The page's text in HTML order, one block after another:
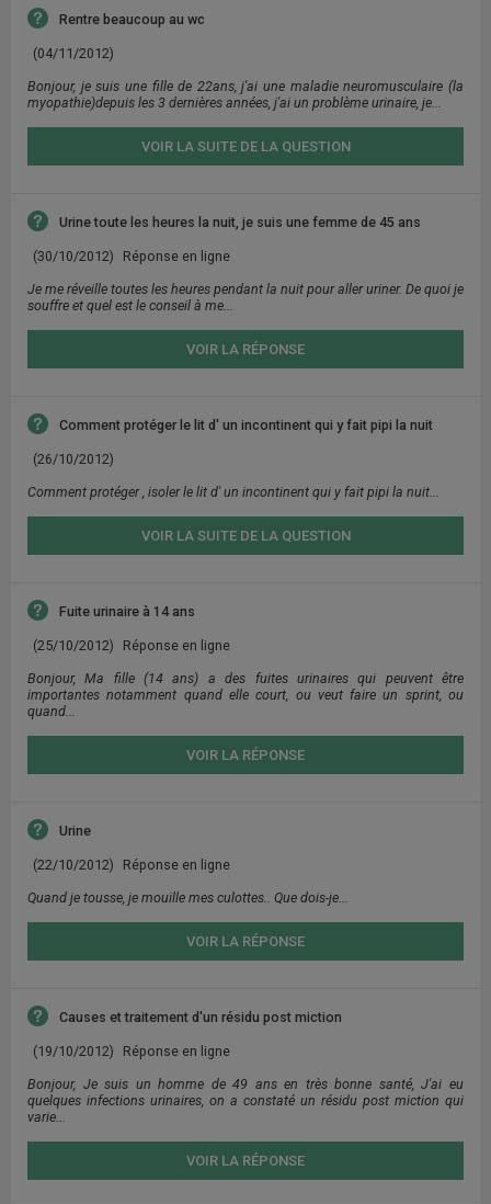
Rentre beaucoup au wc
(04/11/2012)
Bonjour, je suis une fille de 22ans, j'ai une maladie neuromusculaire (la
myopathie)depuis les 3 dernières années, j'ai un problème urinaire, je...
VOIR LA SUITE DE LA QUESTION
Urine toute les heures la nuit, je suis une femme de 45 ans
(30/10/2012)
Réponse en ligne
Je me réveille toutes les heures pendant la nuit pour aller uriner. De quoi je
souffre et quel est le conseil à me...
VOIR LA RÉPONSE
Comment protéger le lit d' un incontinent qui y fait pipi la nuit
(26/10/2012)
Comment protéger , isoler le lit d' un incontinent qui y fait pipi la nuit...
VOIR LA SUITE DE LA QUESTION
Fuite urinaire à 14 ans
(25/10/2012)
Réponse en ligne
Bonjour, Ma fille (14 ans) a des fuites urinaires qui peuvent être
importantes notamment quand elle court, ou veut faire un sprint, ou
quand...
VOIR LA RÉPONSE
Urine
(22/10/2012)
Réponse en ligne
Quand je tousse, je mouille mes culottes.. Que dois-je...
VOIR LA RÉPONSE
Causes et traitement d'un résidu post miction
(19/10/2012)
Réponse en ligne
Bonjour, Je suis un homme de 49 ans en très bonne santé, J'ai eu
quelques infections urinaires, on a constaté un résidu post miction qui
varie...
VOIR LA RÉPONSE